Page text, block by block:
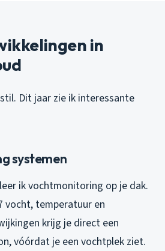
in
Dit jaar zie ik interessante
systemen
ik vochtmonitoring op je dak.
vocht, temperatuur en
krijg je direct een
vóórdat je een vochtplek ziet.